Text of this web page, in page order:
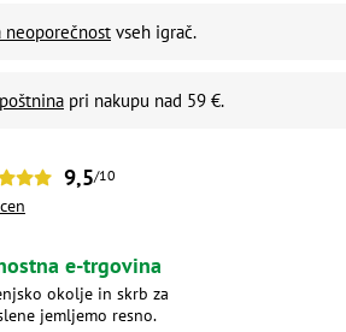
neoporečnost vseh igrač.
pri nakupu nad 59 €.
9,5/10
e-trgovina
okolje in skrb za
jemljemo resno.